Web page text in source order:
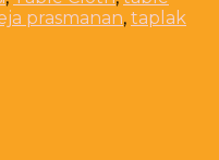
prasmanan, taplak